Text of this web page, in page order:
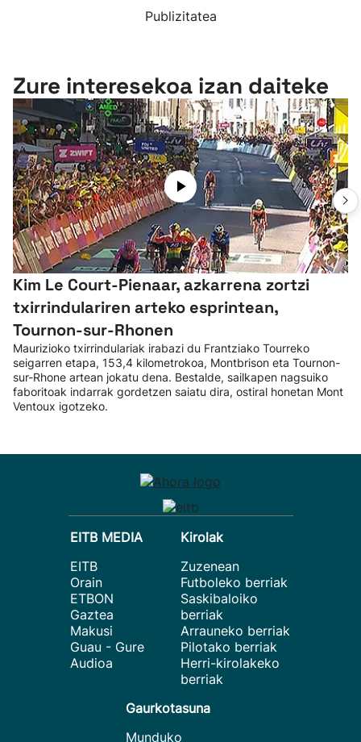
Publizitatea
Zure interesekoa izan daiteke
Kim Le Court-Pienaar, azkarrena zortzi
txirrindulariren arteko esprintean,
Tournon-sur-Rhonen
Maurizioko txirrindulariak irabazi du Frantziako Tourreko
seigarren etapa, 153,4 kilometrokoa, Montbrison eta Tournon-
sur-Rhone artean jokatu dena. Bestalde, sailkapen nagsuiko
faboritoak indarrak gordetzen saiatu dira, ostiral honetan Mont
Ventoux igotzeko.
EITB MEDIA
EITB
Orain
ETBON
Gaztea
Makusi
Guau - Gure
Audioa
Kirolak
Zuzenean
Futboleko berriak
Saskibaloiko
berriak
Arrauneko berriak
Pilotako berriak
Herri-kirolakeko
berriak
Gaurkotasuna
Munduko